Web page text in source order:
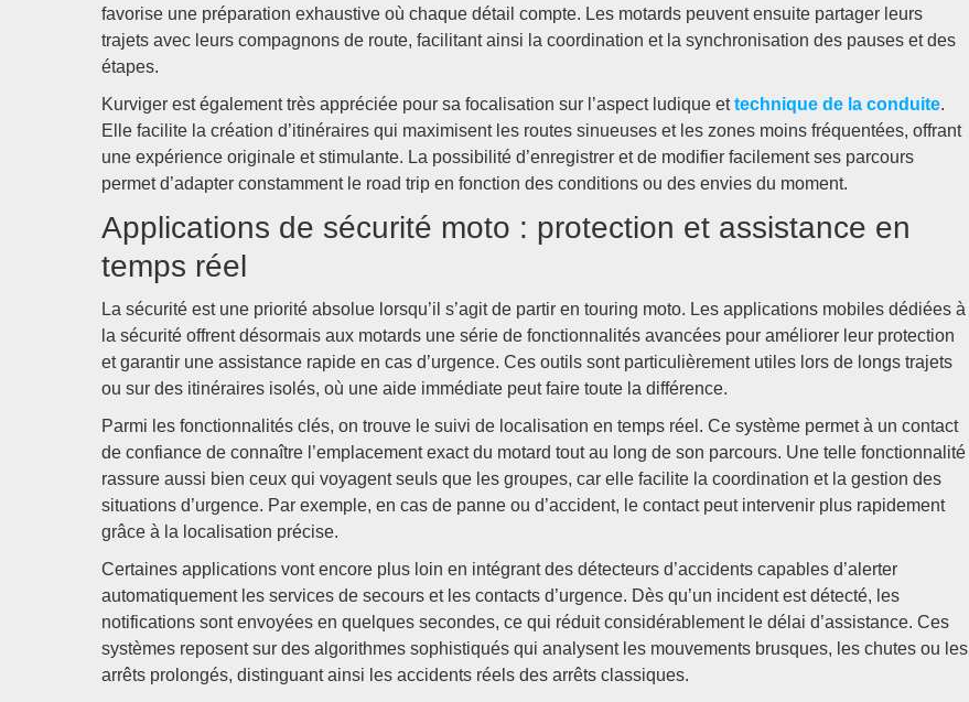
favorise une préparation exhaustive où chaque détail compte. Les motards peuvent ensuite partager leurs
trajets avec leurs compagnons de route, facilitant ainsi la coordination et la synchronisation des pauses et des
étapes.
Kurviger est également très appréciée pour sa focalisation sur l’aspect ludique ettechnique de la conduite.
Elle facilite la création d’itinéraires qui maximisent les routes sinueuses et les zones moins fréquentées, offrant
une expérience originale et stimulante. La possibilité d’enregistrer et de modifier facilement ses parcours
permet d’adapter constamment le road trip en fonction des conditions ou des envies du moment.
Applications de sécurité moto : protection et assistance en
temps réel
La sécurité est une priorité absolue lorsqu’il s’agit de partir en touring moto. Les applications mobiles dédiées à
la sécurité offrent désormais aux motards une série de fonctionnalités avancées pour améliorer leur protection
et garantir une assistance rapide en cas d’urgence. Ces outils sont particulièrement utiles lors de longs trajets
ou sur des itinéraires isolés, où une aide immédiate peut faire toute la différence.
Parmi les fonctionnalités clés, on trouve le suivi de localisation en temps réel. Ce système permet à un contact
de confiance de connaître l’emplacement exact du motard tout au long de son parcours. Une telle fonctionnalité
rassure aussi bien ceux qui voyagent seuls que les groupes, car elle facilite la coordination et la gestion des
situations d’urgence. Par exemple, en cas de panne ou d’accident, le contact peut intervenir plus rapidement
grâce à la localisation précise.
Certaines applications vont encore plus loin en intégrant des détecteurs d’accidents capables d’alerter
automatiquement les services de secours et les contacts d’urgence. Dès qu’un incident est détecté, les
notifications sont envoyées en quelques secondes, ce qui réduit considérablement le délai d’assistance. Ces
systèmes reposent sur des algorithmes sophistiqués qui analysent les mouvements brusques, les chutes ou les
arrêts prolongés, distinguant ainsi les accidents réels des arrêts classiques.